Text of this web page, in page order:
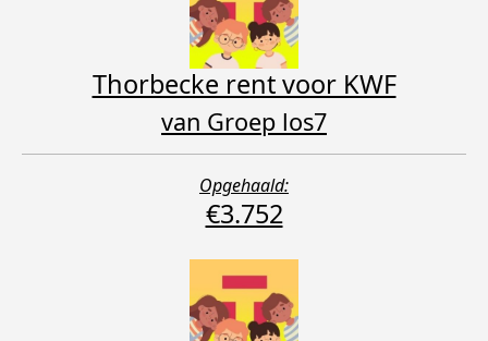
Thorbecke rent voor KWF
van Groep los7
Opgehaald:
€3.752